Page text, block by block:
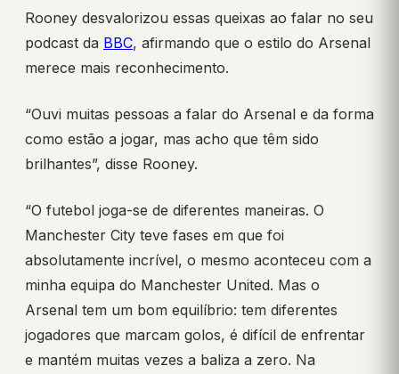
Rooney desvalorizou essas queixas ao falar no seu
podcast da BBC, afirmando que o estilo do Arsenal
merece mais reconhecimento.
“Ouvi muitas pessoas a falar do Arsenal e da forma
como estão a jogar, mas acho que têm sido
brilhantes”, disse Rooney.
“O futebol joga-se de diferentes maneiras. O
Manchester City teve fases em que foi
absolutamente incrível, o mesmo aconteceu com a
minha equipa do Manchester United. Mas o
Arsenal tem um bom equilíbrio: tem diferentes
jogadores que marcam golos, é difícil de enfrentar
e mantém muitas vezes a baliza a zero. Na